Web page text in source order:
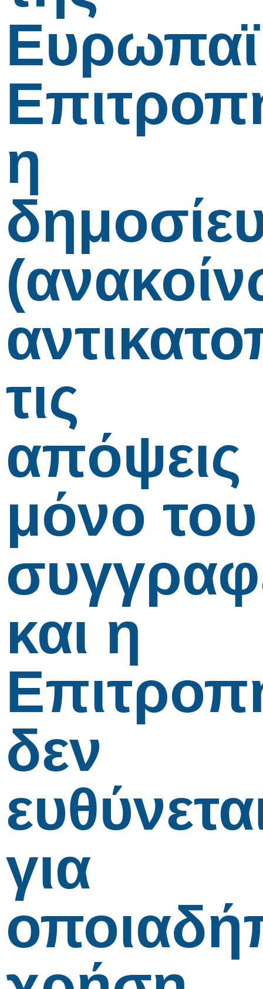
η
τις
απόψεις
μόνο του
και η
δεν
για